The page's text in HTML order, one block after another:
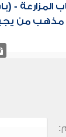
المزارعة -
مذهب من